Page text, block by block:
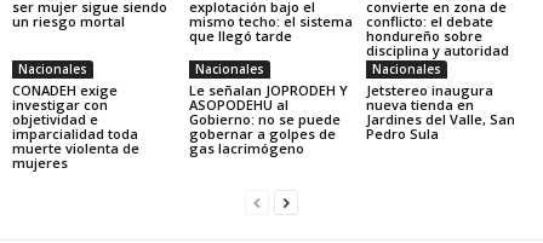
ser mujer sigue siendo
un riesgo mortal
explotación bajo el
mismo techo: el sistema
que llegó tarde
convierte en zona de
conflicto: el debate
hondureño sobre
disciplina y autoridad
Nacionales
CONADEH exige
investigar con
objetividad e
imparcialidad toda
muerte violenta de
mujeres
Nacionales
Le señalan JOPRODEH Y
ASOPODEHU al
Gobierno: no se puede
gobernar a golpes de
gas lacrimógeno
Nacionales
Jetstereo inaugura
nueva tienda en
Jardines del Valle, San
Pedro Sula